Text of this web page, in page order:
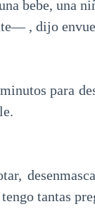
bebe, una
, dijo
para
tantas